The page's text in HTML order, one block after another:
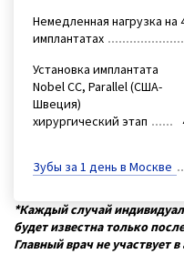
Немедленная нагрузка на
имплантатах
Установка имплантата
Nobel CC, Parallel (США-
Швеция)
хирургический этап
Зубы за 1 день в Москве
*Каждый случай
будет известна только
Главный врач не участвует